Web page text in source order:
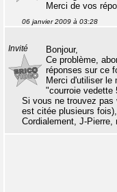
Merci de vos
06 janvier 2009 à 03:28
Invité
Bonjour,
Ce problème,
réponses sur ce
Merci d'utiliser le
"courroie vedette
Si vous ne trouvez pas
est citée plusieurs
Cordialement, J-Pierre,